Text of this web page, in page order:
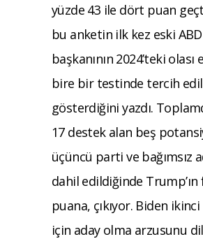
yüzde 43 ile dört puan
bu anketin ilk kez eski ABD
başkanının 2024’teki
bire bir testinde tercih
gösterdiğini yazdı.
17 destek alan beş
üçüncü parti ve bağımsız
dahil edildiğinde Trump’ın
puana, çıkıyor. Biden
için aday olma arzusunu